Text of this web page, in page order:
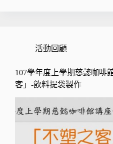
活動回顧
107學年度上學期慈懿咖啡
客」-飲料提袋製作